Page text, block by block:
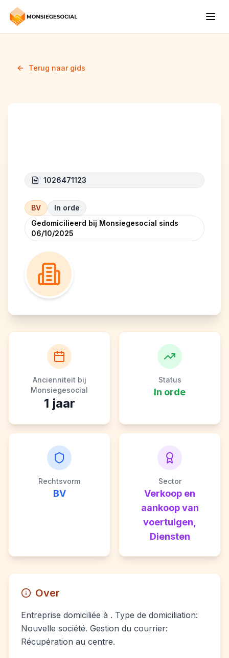
Terug naar gids
1026471123
BV
In orde
Gedomicilieerd bij Monsiegesocial sinds
06/10/2025
Ancienniteit bij
Monsiegesocial
1 jaar
Status
In orde
Rechtsvorm
BV
Sector
Verkoop en
aankoop van
voertuigen,
Diensten
Over
Entreprise domiciliée à . Type de domiciliation:
Nouvelle société. Gestion du courrier:
Récupération au centre.